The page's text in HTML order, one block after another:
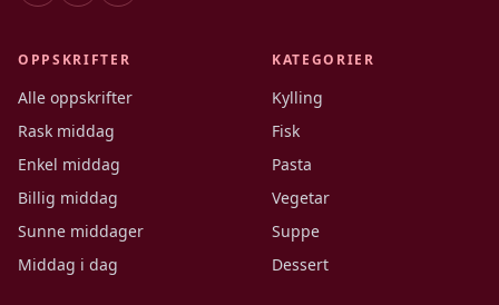
OPPSKRIFTER
Alle oppskrifter
Rask middag
Enkel middag
Billig middag
Sunne middager
Middag i dag
KATEGORIER
Kylling
Fisk
Pasta
Vegetar
Suppe
Dessert